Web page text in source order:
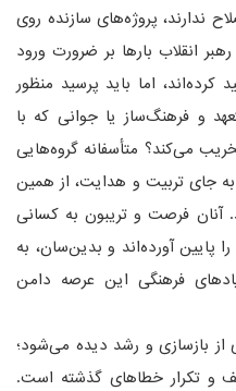
ندارند، پروژه‌های سازنده روی
انقلاب بارها بر ضرورت ورود
اما باید پرسید منظور
و فرهنگ‌ساز یا جوانی که با
می‌کند؟ متأسفانه گروه‌هایی
جای تربیت و هدایت، از همین
آنان فرصت و تریبون به کسانی
پایین آورده‌اند و بدین‌سان، به
فرهنگی این عرصه دامن
از بازسازی و رشد دیده می‌شود؛
و تکرار خطاهای گذشته است.